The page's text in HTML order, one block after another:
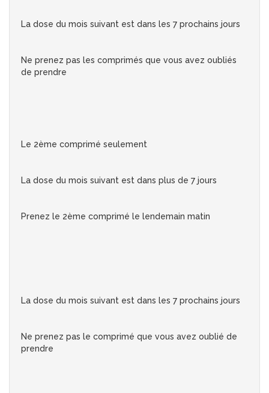
La dose du mois suivant est dans les 7 prochains jours
Ne prenez pas les comprimés que vous avez oubliés
de prendre
Le 2ème comprimé seulement
La dose du mois suivant est dans plus de 7 jours
Prenez le 2ème comprimé le lendemain matin
La dose du mois suivant est dans les 7 prochains jours
Ne prenez pas le comprimé que vous avez oublié de
prendre